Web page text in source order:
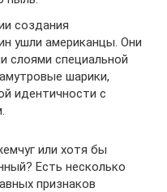
создания
ушли американцы. Они
слоями специальной
шарики,
идентичности с
или хотя бы
Есть несколько
признаков